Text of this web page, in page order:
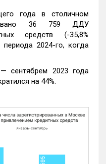
года в столичном
36 759 ДДУ
средств (-35,8%
периода 2024-го, когда
сентябрем 2023 года
на 44%.